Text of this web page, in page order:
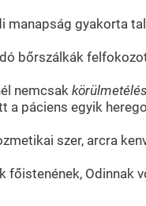
manapság gyakorta
bőrszálkák
nemcsak körülmetélés
a páciens egyik
szer, arcra
főistenének, Odinnak